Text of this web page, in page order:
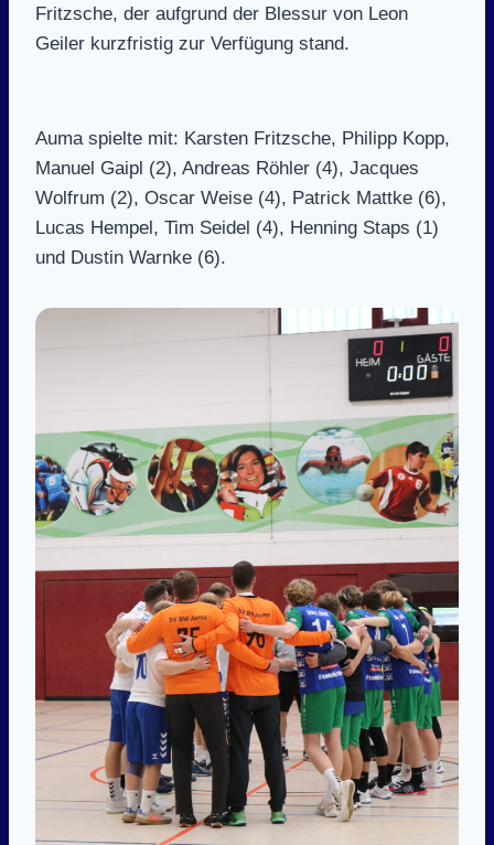
Fritzsche, der aufgrund der Blessur von Leon
Geiler kurzfristig zur Verfügung stand.
Auma spielte mit: Karsten Fritzsche, Philipp Kopp,
Manuel Gaipl (2), Andreas Röhler (4), Jacques
Wolfrum (2), Oscar Weise (4), Patrick Mattke (6),
Lucas Hempel, Tim Seidel (4), Henning Staps (1)
und Dustin Warnke (6).